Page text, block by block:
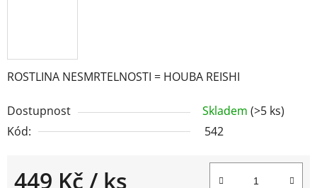
ROSTLINA NESMRTELNOSTI = HOUBA REISHI
Dostupnost Skladem (>5 ks)
Kód:
542
449 Kč / ks